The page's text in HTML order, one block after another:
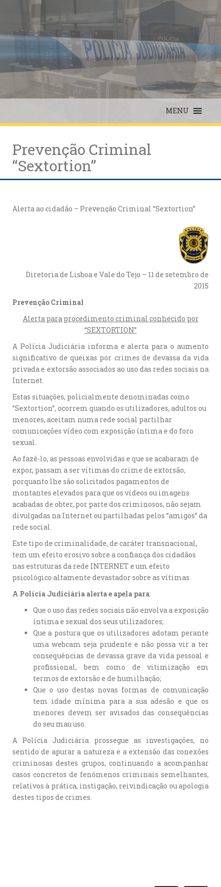
MENU
Prevenção Criminal
“Sextortion”
Alerta ao cidadão – Prevenção Criminal “Sextortion”
Diretoria de Lisboa e Vale do Tejo – 11 de setembro de
2015
Prevenção Criminal
Alerta para procedimento criminal conhecido por
“SEXTORTION”
A Polícia Judiciária informa e alerta para o aumento
significativo de queixas por crimes de devassa da vida
privada e extorsão associados ao uso das redes sociais na
Internet.
Estas situações, policialmente denominadas como
“Sextortion”, ocorrem quando os utilizadores, adultos ou
menores, aceitam numa rede social partilhar
comunicações vídeo com exposição íntima e do foro
sexual.
Ao fazê-lo, as pessoas envolvidas e que se acabaram de
expor, passam a ser vítimas do crime de extorsão,
porquanto lhe são solicitados pagamentos de
montantes elevados para que os vídeos ou imagens
acabadas de obter, por parte dos criminosos, não sejam
divulgadas na Internet ou partilhadas pelos “amigos” da
rede social.
Este tipo de criminalidade, de caráter transnacional,
tem um efeito erosivo sobre a confiança dos cidadãos
nas estruturas da rede INTERNET e um efeito
psicológico altamente devastador sobre as vítimas.
A Polícia Judiciária alerta e apela para:
Que o uso das redes sociais não envolva a exposição
íntima e sexual dos seus utilizadores;
Que a postura que os utilizadores adotam perante
uma webcam seja prudente e não possa vir a ter
consequências de devassa grave da vida pessoal e
profissional, bem como de vitimização em
termos de extorsão e de humilhação;
Que o uso destas novas formas de comunicação
tem idade mínima para a sua adesão e que os
menores devem ser avisados das consequências
do seu mau uso.
A Polícia Judiciária prossegue as investigações, no
sentido de apurar a natureza e a extensão das conexões
criminosas destes grupos, continuando a acompanhar
casos concretos de fenómenos criminais semelhantes,
relativos à prática, instigação, reivindicação ou apologia
destes tipos de crimes.